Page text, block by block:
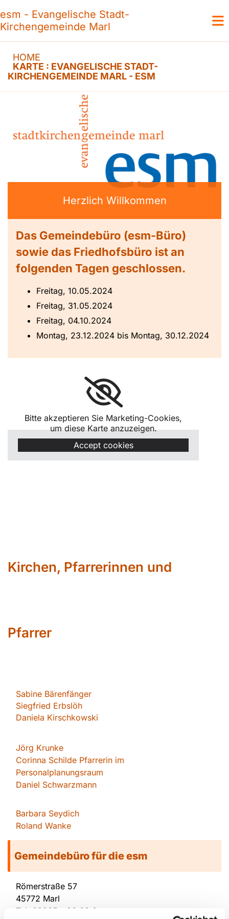
esm - Evangelische Stadt-
Kirchengemeinde Marl
HOME
KARTE : EVANGELISCHE STADT-
KIRCHENGEMEINDE MARL - ESM
Herzlich Willkommen
Das Gemeindebüro (esm-Büro)
sowie das Friedhofsbüro ist an
folgenden Tagen geschlossen.
Freitag, 10.05.2024
Freitag, 31.05.2024
Freitag, 04.10.2024
Montag, 23.12.2024 bis Montag, 30.12.2024
Bitte akzeptieren Sie Marketing-Cookies,
um diese Karte anzuzeigen.
Accept cookies
Kirchen, Pfarrerinnen und
Pfarrer
Sabine Bärenfänger
Siegfried Erbslöh
Daniela Kirschkowski
Jörg Krunke
Corinna Schilde Pfarrerin im
Personalplanungsraum
Daniel Schwarzmann
Barbara Seydich
Roland Wanke
Gemeindebüro für die esm
Römerstraße 57
45772 Marl
Tel.
02365 - 96 03 0